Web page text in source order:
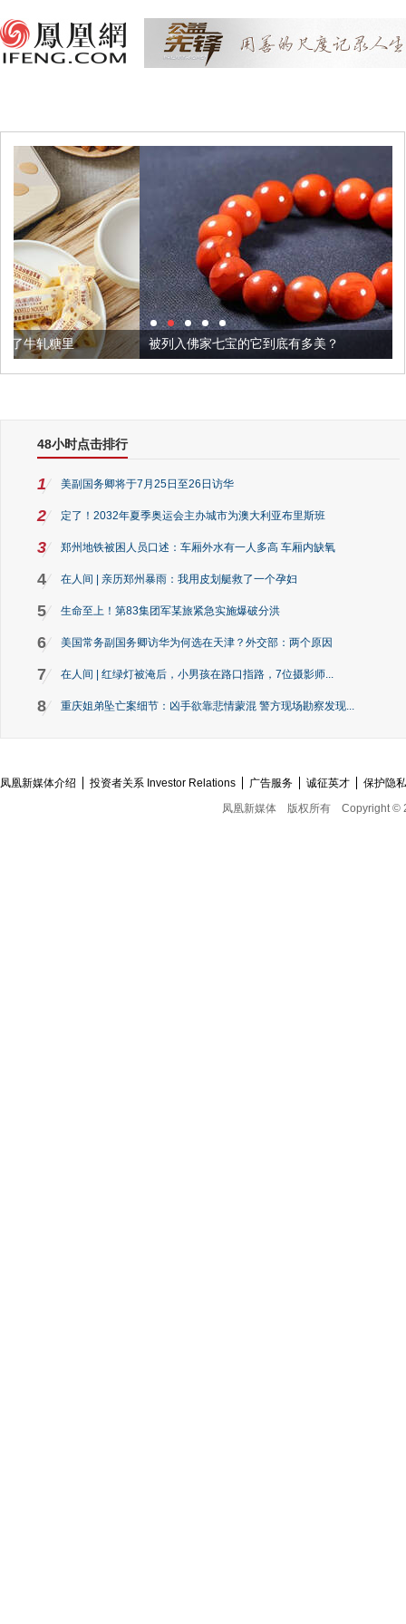
被列入佛家七宝的它到底有多美？
48小时点击排行
1 美副国务卿将于7月25日至26日访华
2 定了！2032年夏季奥运会主办城市为澳大利亚布里斯班
3 郑州地铁被困人员口述：车厢外水有一人多高 车厢内缺氧
4 在人间 | 亲历郑州暴雨：我用皮划艇救了一个孕妇
5 生命至上！第83集团军某旅紧急实施爆破分洪
6 美国常务副国务卿访华为何选在天津？外交部：两个原因
7 在人间 | 红绿灯被淹后，小男孩在路口指路，7位摄影师...
8 重庆姐弟坠亡案细节：凶手欲靠悲情蒙混 警方现场勘察发现...
凤凰新媒体介绍 投资者关系 Investor Relations 广告服务 诚征英才
保护隐
凤凰新媒体
版权所有 Copyright ©